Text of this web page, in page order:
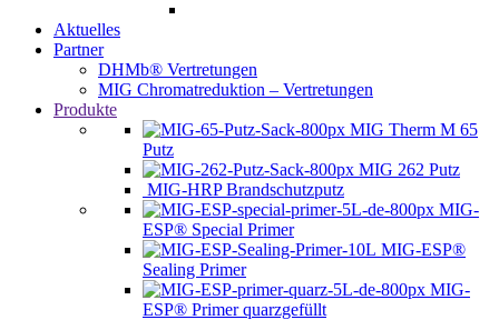
Aktuelles
Partner
DHMb® Vertretungen
MIG Chromatreduktion – Vertretungen
Produkte
MIG Therm M 65
Putz
MIG 262 Putz
MIG-HRP Brandschutzputz
MIG-
ESP® Special Primer
MIG-ESP®
Sealing Primer
MIG-
ESP® Primer quarzgefüllt